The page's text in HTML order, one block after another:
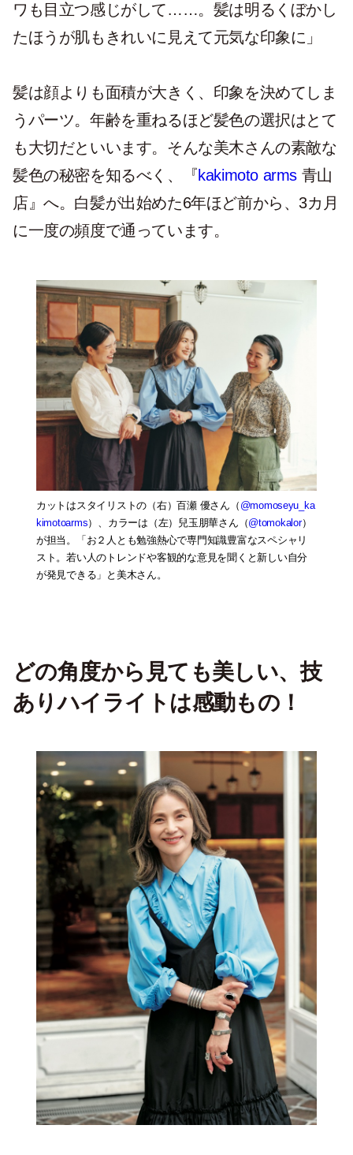
ワも目立つ感じがして……。髪は明るくぼかし
たほうが肌もきれいに見えて元気な印象に」
髪は顔よりも面積が大きく、印象を決めてしま
うパーツ。年齢を重ねるほど髪色の選択はとて
も大切だといいます。そんな美木さんの素敵な
髪色の秘密を知るべく、『kakimoto arms 青山
店』へ。白髪が出始めた6年ほど前から、3カ月
に一度の頻度で通っています。
カットはスタイリストの（右）百瀬 優さん（ @momoseyu_ka
kimotoarms）、カラーは（左）兒玉朋華さん（@tomokalor）
が担当。「お２人とも勉強熱心で専門知識豊富なスペシャリ
スト。若い人のトレンドや客観的な意見を聞くと新しい自分
が発見できる」と美木さん。
どの角度から見ても美しい、技
ありハイライトは感動もの！